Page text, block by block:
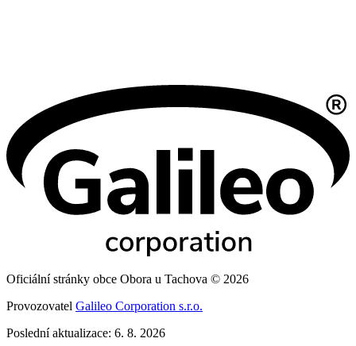
Oficiální stránky obce Obora u Tachova © 2026
Provozovatel Galileo Corporation s.r.o.
Poslední aktualizace: 6. 8. 2026